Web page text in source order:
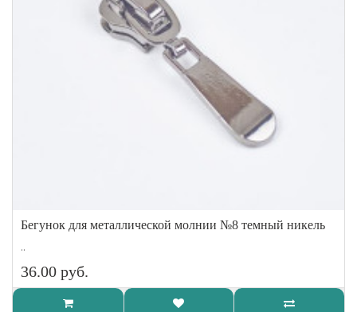
Бегунок для металлической молнии №8 темный никель
..
36.00 руб.